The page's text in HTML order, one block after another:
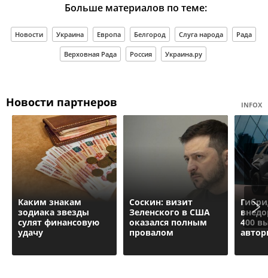
Больше материалов по теме:
Новости Украина Европа Белгород Слуга народа Рада
Верховная Рада Россия Украина.ру
Новости партнеров INFOX
Каким знакам
зодиака звезды
сулят финансовую
удачу
Соскин: визит
Зеленского в США
оказался полным
провалом
400